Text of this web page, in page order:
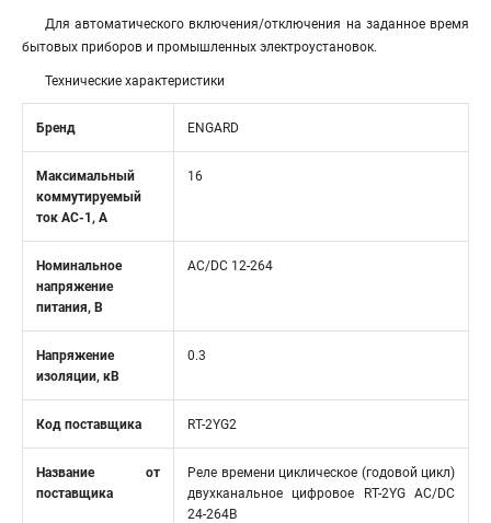
Для автоматического включения/отключения на заданное время
бытовых приборов и промышленных электроустановок.
Технические характеристики
Бренд ENGARD
Максимальный
коммутируемый
ток AC-1, A
16
Номинальное
напряжение
питания, В
AC/DC 12-264
Напряжение
изоляции, кВ
0.3
Код поставщика RT-2YG2
Название от
поставщика
Реле времени циклическое (годовой цикл)
двухканальное цифровое RT-2YG АС/DC
24-264В